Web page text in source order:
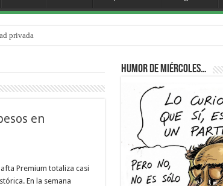
privada
este finde
en
Premium totaliza casi
En la semana
Humor de Miércoles…